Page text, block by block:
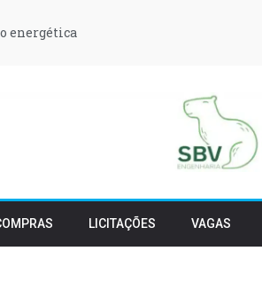
energética
LICITAÇÕES VAGAS